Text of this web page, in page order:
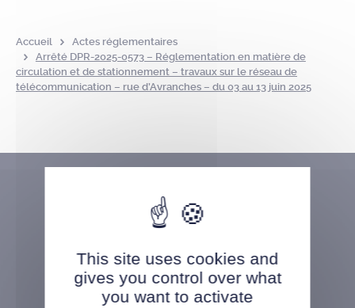
Accueil
Actes réglementaires
Arrêté DPR-2025-0573 – Réglementation en matière de
circulation et de stationnement – travaux sur le réseau de
télécommunication – rue d’Avranches – du 03 au 13 juin 2025
This site uses cookies and
gives you control over what
you want to activate